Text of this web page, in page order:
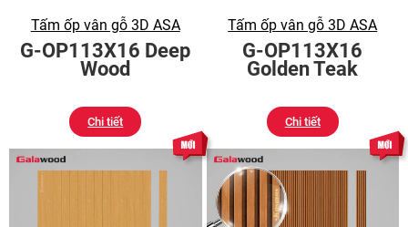
Tấm ốp vân gỗ 3D ASA
G-OP113X16 Deep
Wood
Chi tiết
Tấm ốp vân gỗ 3D ASA
G-OP113X16
Golden Teak
Chi tiết